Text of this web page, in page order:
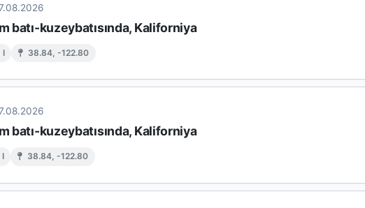
batı-kuzeybatısında, Kaliforniya
I 38.84, -122.80
batı-kuzeybatısında, Kaliforniya
I 38.84, -122.80